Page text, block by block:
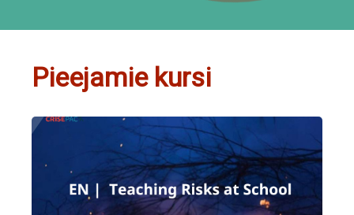
Pieejamie kursi